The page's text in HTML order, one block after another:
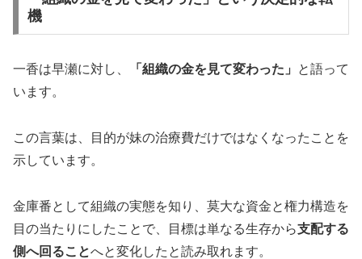
機
一香は早瀬に対し、 「組織の金を見て変わった」
と語って
います。
この言葉は、目的が妹の治療費だけではなくなったことを
示しています。
金庫番として組織の実態を知り、莫大な資金と権力構造を
目の当たりにしたことで、目標は単なる生存から支配する
側へ回ることへと変化したと読み取れます。